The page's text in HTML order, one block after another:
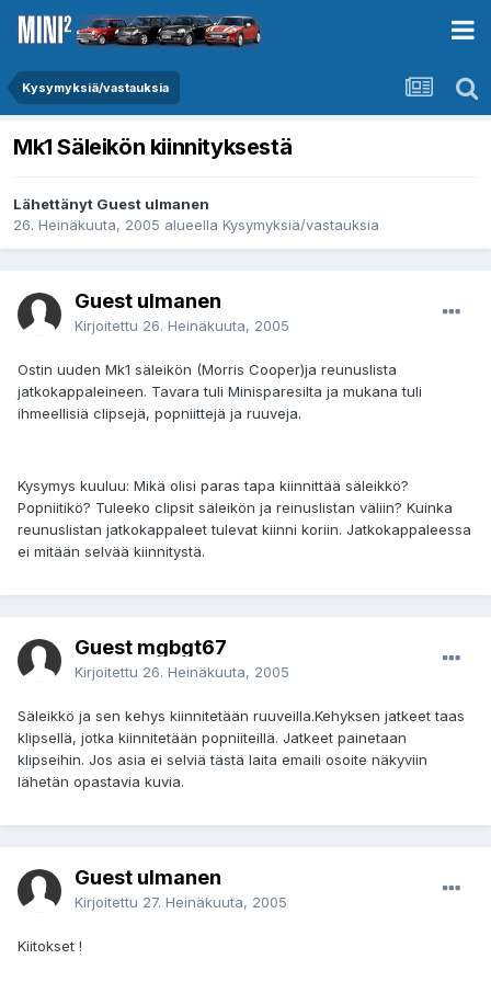
Kysymyksiä/vastauksia
Mk1 Säleikön kiinnityksestä
Lähettänyt Guest ulmanen
26. Heinäkuuta, 2005 alueella Kysymyksiä/vastauksia
Guest ulmanen
Kirjoitettu 26. Heinäkuuta, 2005
Ostin uuden Mk1 säleikön (Morris Cooper)ja reunuslista
jatkokappaleineen. Tavara tuli Minisparesilta ja mukana tuli
ihmeellisiä clipsejä, popniittejä ja ruuveja.
Kysymys kuuluu: Mikä olisi paras tapa kiinnittää säleikkö?
Popniitikö? Tuleeko clipsit säleikön ja reinuslistan väliin? Kuinka
reunuslistan jatkokappaleet tulevat kiinni koriin. Jatkokappaleessa
ei mitään selvää kiinnitystä.
Guest mgbgt67
Kirjoitettu 26. Heinäkuuta, 2005
Säleikkö ja sen kehys kiinnitetään ruuveilla.Kehyksen jatkeet taas
klipsellä, jotka kiinnitetään popniiteillä. Jatkeet painetaan
klipseihin. Jos asia ei selviä tästä laita emaili osoite näkyviin
lähetän opastavia kuvia.
Guest ulmanen
Kirjoitettu 27. Heinäkuuta, 2005
Kiitokset !